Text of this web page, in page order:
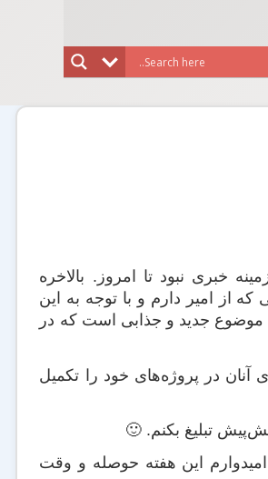
خبری نبود تا امروز. بالاخره
از امیر دارم و با توجه به این
موضوع جدید و جذابی است که در
آنان در پروژه‌‌های خود را تکمیل
تبلیغ بکنم. 🙂
این هفته حوصله و وقت